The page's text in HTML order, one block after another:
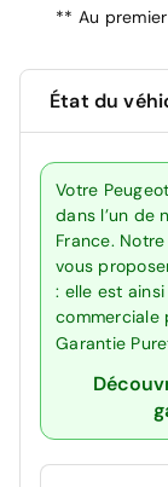
** Au
État du
Votre
dans l’un de
France.
vous
: elle est
commerciale
Garantie